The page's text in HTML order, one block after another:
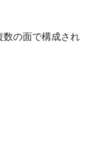
数の面で構成され